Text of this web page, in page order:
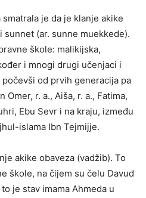
je da je klanje akike
(ar. sunne muekkede).
škole: malikijska,
i mnogi drugi učenjaci i
od prvih generacija pa
Omer, r. a., Aiša, r. a., Fatima,
Ebu Sevr i na kraju, između
islama Ibn Tejmijje.
akike obaveza (vadžib). To
škole, na čijem su čelu Davud
je stav imama Ahmeda u